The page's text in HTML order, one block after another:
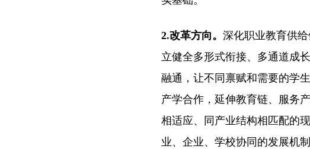
2.改革方向。 深化职业教育供
立健全多形式衔接、多通道成
融通，让不同禀赋和需要的学
产学合作，延伸教育链、服务
相适应、同产业结构相匹配的
业、企业、学校协同的发展机